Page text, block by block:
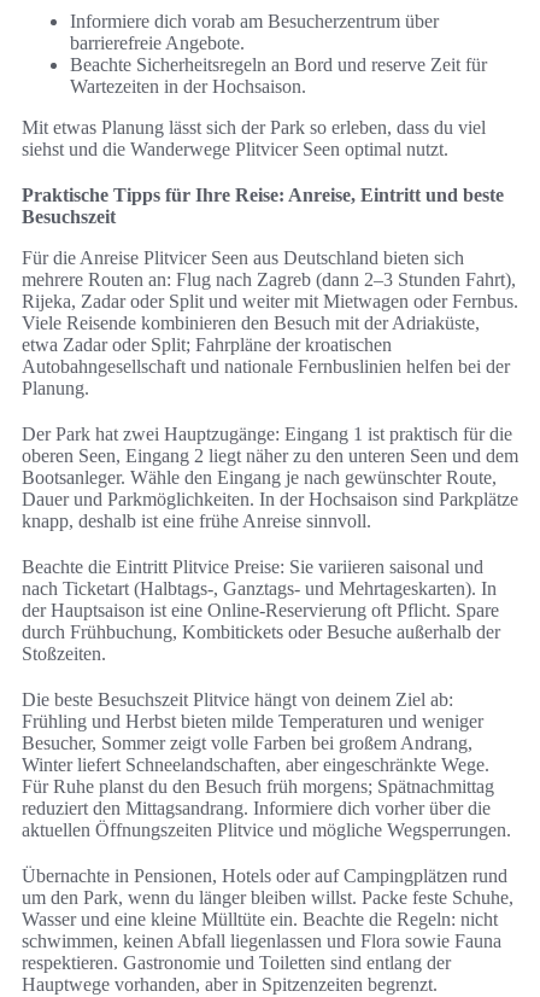
Informiere dich vorab am Besucherzentrum über
barrierefreie Angebote.
Beachte Sicherheitsregeln an Bord und reserve Zeit für
Wartezeiten in der Hochsaison.
Mit etwas Planung lässt sich der Park so erleben, dass du viel
siehst und die Wanderwege Plitvicer Seen optimal nutzt.
Praktische Tipps für Ihre Reise: Anreise, Eintritt und beste
Besuchszeit
Für die Anreise Plitvicer Seen aus Deutschland bieten sich
mehrere Routen an: Flug nach Zagreb (dann 2–3 Stunden Fahrt),
Rijeka, Zadar oder Split und weiter mit Mietwagen oder Fernbus.
Viele Reisende kombinieren den Besuch mit der Adriaküste,
etwa Zadar oder Split; Fahrpläne der kroatischen
Autobahngesellschaft und nationale Fernbuslinien helfen bei der
Planung.
Der Park hat zwei Hauptzugänge: Eingang 1 ist praktisch für die
oberen Seen, Eingang 2 liegt näher zu den unteren Seen und dem
Bootsanleger. Wähle den Eingang je nach gewünschter Route,
Dauer und Parkmöglichkeiten. In der Hochsaison sind Parkplätze
knapp, deshalb ist eine frühe Anreise sinnvoll.
Beachte die Eintritt Plitvice Preise: Sie variieren saisonal und
nach Ticketart (Halbtags-, Ganztags- und Mehrtageskarten). In
der Hauptsaison ist eine Online-Reservierung oft Pflicht. Spare
durch Frühbuchung, Kombitickets oder Besuche außerhalb der
Stoßzeiten.
Die beste Besuchszeit Plitvice hängt von deinem Ziel ab:
Frühling und Herbst bieten milde Temperaturen und weniger
Besucher, Sommer zeigt volle Farben bei großem Andrang,
Winter liefert Schneelandschaften, aber eingeschränkte Wege.
Für Ruhe planst du den Besuch früh morgens; Spätnachmittag
reduziert den Mittagsandrang. Informiere dich vorher über die
aktuellen Öffnungszeiten Plitvice und mögliche Wegsperrungen.
Übernachte in Pensionen, Hotels oder auf Campingplätzen rund
um den Park, wenn du länger bleiben willst. Packe feste Schuhe,
Wasser und eine kleine Mülltüte ein. Beachte die Regeln: nicht
schwimmen, keinen Abfall liegenlassen und Flora sowie Fauna
respektieren. Gastronomie und Toiletten sind entlang der
Hauptwege vorhanden, aber in Spitzenzeiten begrenzt.